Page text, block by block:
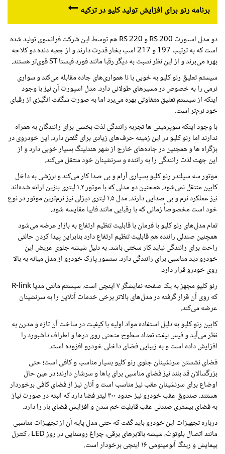
برنامه رنو برای افزایش تولید کلیو در ترکیه
دو مدل اسپورت وRS 220هم توسط این شرکت فرانسوی تولید شده
است که به ترتیب 197 و 217 اسب بخار قدرت دارند و از جعبه دنده دو کلاچه
بهره می‌برند و از این نظر نسبت به دیگر رقبا مانند فورد فیستاSTقوی‌تر هستند.
سیستم تعلیق رنو کلیو به خوبی با نا همواری‌های جاده مقابله می‌کند و سواری
نرمی را به خصوص در مسیرهای طولانی دارد. مدل اسپورت آن نیز با وجود
اینکه از سیستم تعلیق متفاوتی بهره می‌برد اما به صورت شگفت انگیزی از رقبای
خود نرم‌تر است.
با وجود اینکه سوپرمینی ها تجربه رانندگی لذت بخشی برای رانندگان به همراه
ندارند اما رنو کلیو در این زمینه حرف‌های زیادی برای گفتن دارد. این خودروی در
بزگراه ها و همچنین در جاده‌های خارج از شهر هندلینگ بسیار خوبی دارد و از
این جهت لذت رانندگی را به راننده و سرنشینان خود منتقل می‌کند.
موتور سه سیلندر رنو کلیو بسیاری آرام و بی صدا کار می‌کند و لرزشی به داخل
کابین منتقل نمی‌شود. همچنین دو مدلی که با موتور ۱.۲ لیتری بنزین ارائه شده‌اند
نیز عملکرد نرم و بی صدایی دارند. مدل ۱.۵ لیتری دیزلی نیز نرم‌ترین موتور در نوع
خود است مخصوصاً زمانی که با رقبایی مانند فابیا مقایسه شود.
تمام مدل‌های رنو کلیو با فرمان با قابلیت تنظیم ارتفاع به بازار عرضه می‌شود
همچنین صندلی راننده هم قابلیت تنظیم ارتفاع دارد بنابراین پیدا کردن حالتی
راحت برای رانندگی نباید کار سختی باشد. به دلیل شیشه جلوی عریض این
خودرو دید مناسبی برای رانندگی دارد. سنسور پارک خودرو از مدل میانه به بالا
روی خودرو قرار دارد.
رنو کلیو مجهز به یک صفحه نمایشگر ۷ اینچی است. سیستم مالتی مدیا
که روی آن قرار گرفته در مدل‌های بالاتر برخی خدمات آنلاین را به سرنشینان
عرضه می‌کند.
کابین رنو کلیو به دلیل استفاده مواد اولیه با کیفیت در ساخت آن تازه و مدرن به
نظر می‌آید و فیس لیفت تعداد سطوح منحنی روی درها و اطراف داشبورد را
افزایش داده است و به زیبایی فضای داخلی خودرو افزوده است.
فضای نشستن سرنشینان جلوی رنو کلیو بسیار مناسب و کافی است؛ حتی
بزرگسالان قد بلند نیز فضای مناسبی برای پاها و سرشان دارند؛ در عین حال
اوضاع برای سرنشینان عقب نیز مناسب است و آنان نیز از فضای کافی برخوردار
هستند. صندوق عقب خودرو نیز حدود ۳۰۰ لیتر فضا دارد که البته در صورت نیاز
به فضای بیشتری صندلی عقب قابلیت خم شدن و افزایش فضای بار را دارد.
درباره تجهیزات این خودرو باید گفت که حتی مدل پایه آن از تجهیزات مناسبی
مانند اتصال بلوتوث، شیشه بالابرهای برقی، چراغ روشنایی در روزLED
، کنترل
پیمایش و رینگ آلومینومی ۱۶ اینچی برخودار است.